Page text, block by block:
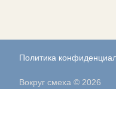
Политика
Вокруг смеха © 2026